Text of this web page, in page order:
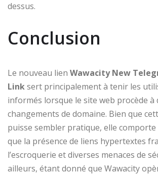
dessus.
Conclusion
Le nouveau lien Wawacity New
Linksert principalement à tenir les
informés lorsque le site web procède à
changements de domaine. Bien que
puisse sembler pratique, elle comporte
que la présence de liens hypertextes
l’escroquerie et diverses menaces de
ailleurs, étant donné que Wawacity